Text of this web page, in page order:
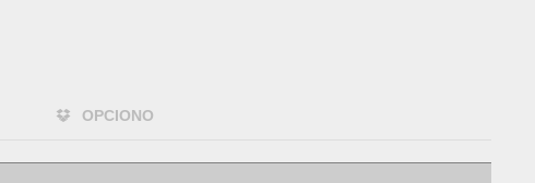
OPCIONO